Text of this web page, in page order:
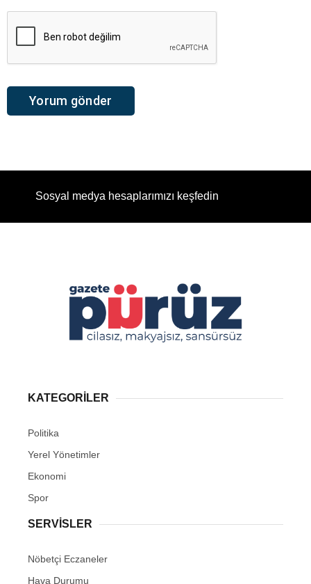
Sosyal medya hesaplarımızı keşfedin
KATEGORİLER
Politika
Yerel Yönetimler
Ekonomi
Spor
SERVİSLER
Nöbetçi Eczaneler
Hava Durumu